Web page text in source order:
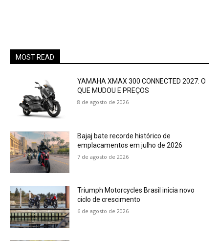
MOST READ
YAMAHA XMAX 300 CONNECTED 2027: O
QUE MUDOU E PREÇOS
8 de agosto de 2026
Bajaj bate recorde histórico de
emplacamentos em julho de 2026
7 de agosto de 2026
Triumph Motorcycles Brasil inicia novo
ciclo de crescimento
6 de agosto de 2026